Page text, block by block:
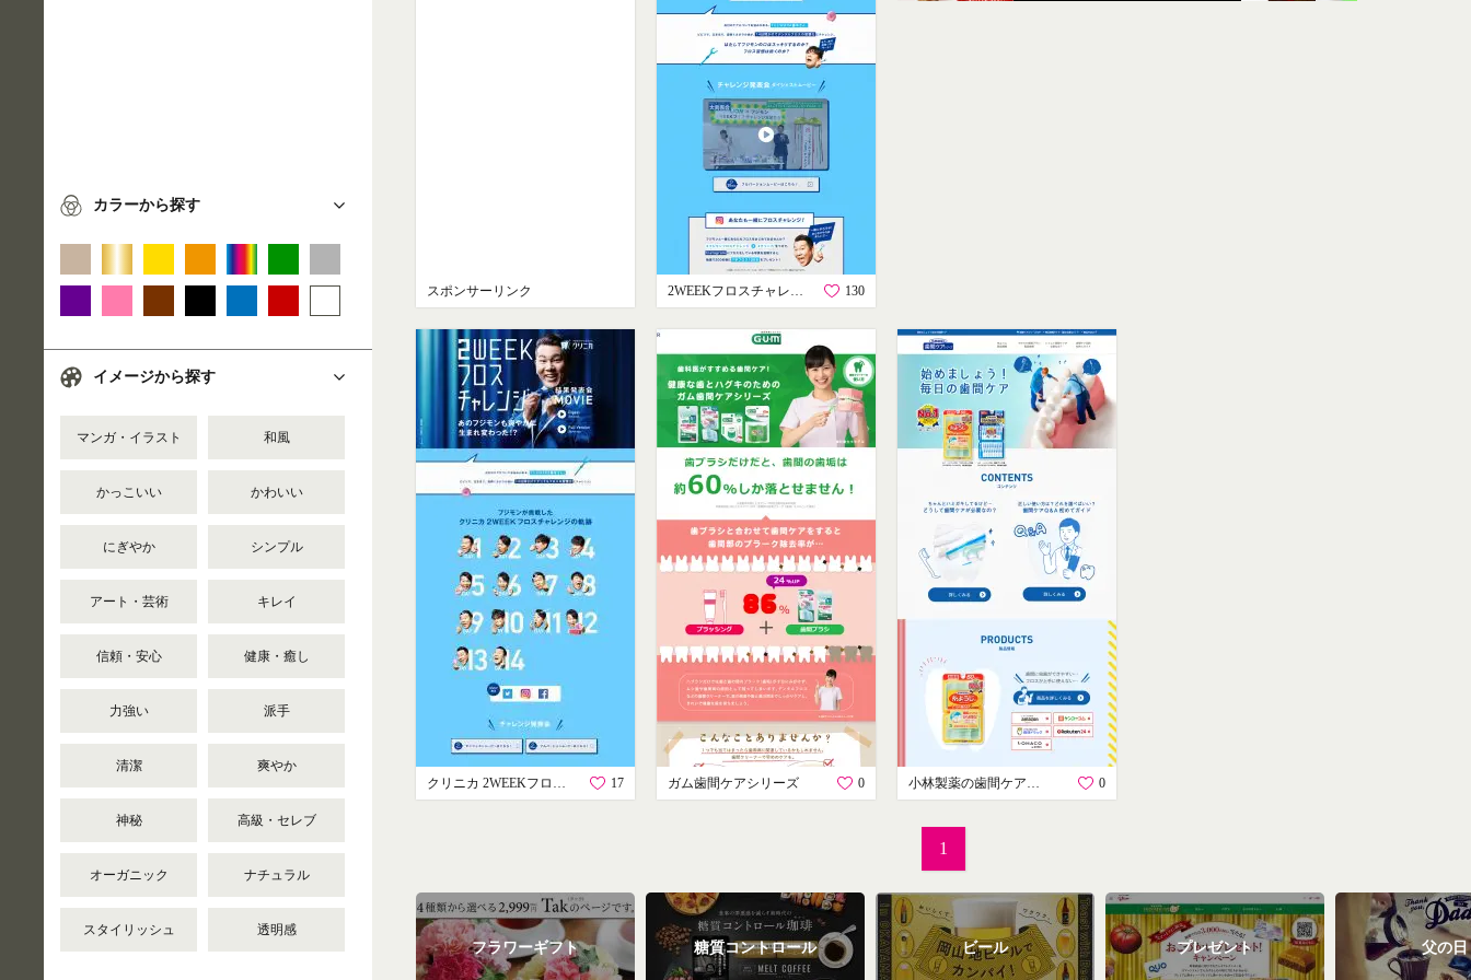
カラーから探す
イメージから探す
マンガ・イラスト 和風
かっこいい かわいい
にぎやか シンプル
アート・芸術 キレイ
信頼・安心 健康・癒し
力強い 派手
清潔 爽やか
神秘 高級・セレブ
オーガニック ナチュラル
スタイリッシュ 透明感
スポンサーリンク 2WEEKフロスチャレンジ 130
クリニカ 2WEEKフロスチャレンジ 17 ガム歯間ケアシリーズ 0 小林製薬の歯間ケアシリーズ 0
1
フラワーギフト 糖質コントロール ビール プレゼント 父の日